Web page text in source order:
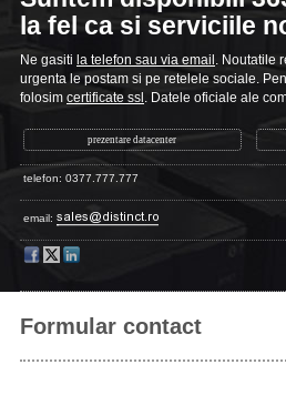
la fel ca si serviciile
Ne gasiti la telefon sau via email . Noutatile
urgenta le postam si pe retelele sociale.
folosim certificate ssl . Datele oficiale ale
prezentare datacenter
telefon: 0377.777.777
email:
Formular contact